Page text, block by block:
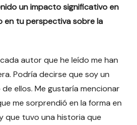
un impacto significativo en
en tu perspectiva sobre la
autor que he leído me han
Podría decirse que soy un
ellos. Me gustaría mencionar
me sorprendió en la forma en
que tuvo una historia que